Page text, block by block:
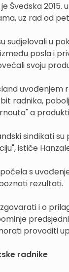
Švedska
uz rad od
sudjelovali u
posla i
svoju
uvođenjem
radnika,
a
sindikati
ističe
s
rezultati.
i o
provoditi
radnike